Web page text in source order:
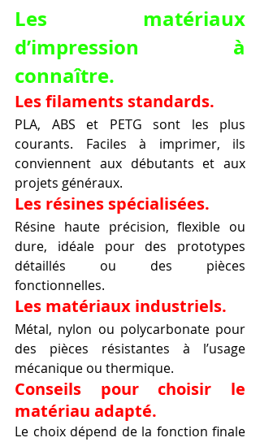
Les matériaux
d’impression à
connaître.
Les filaments standards.
PLA, ABS et PETG sont les plus
courants. Faciles à imprimer, ils
conviennent aux débutants et aux
projets généraux.
Les résines spécialisées.
Résine haute précision, flexible ou
dure, idéale pour des prototypes
détaillés ou des pièces
fonctionnelles.
Les matériaux industriels.
Métal, nylon ou polycarbonate pour
des pièces résistantes à l’usage
mécanique ou thermique.
Conseils pour choisir le
matériau adapté.
Le choix dépend de la fonction finale